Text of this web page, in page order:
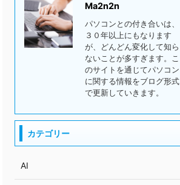
Ma2n2n
パソコンとの付き合いは、
３０年以上にもなります
が、どんどん変化して知ら
ないことが多すぎます。こ
のサイトを通じてパソコン
に関する情報をブログ形式
で更新していきます。
カテゴリー
AI